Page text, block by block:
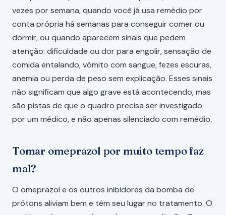
vezes por semana, quando você já usa remédio por
conta própria há semanas para conseguir comer ou
dormir, ou quando aparecem sinais que pedem
atenção: dificuldade ou dor para engolir, sensação de
comida entalando, vômito com sangue, fezes escuras,
anemia ou perda de peso sem explicação. Esses sinais
não significam que algo grave está acontecendo, mas
são pistas de que o quadro precisa ser investigado
por um médico, e não apenas silenciado com remédio.
Tomar omeprazol por muito tempo faz
mal?
O omeprazol e os outros inibidores da bomba de
prótons aliviam bem e têm seu lugar no tratamento. O